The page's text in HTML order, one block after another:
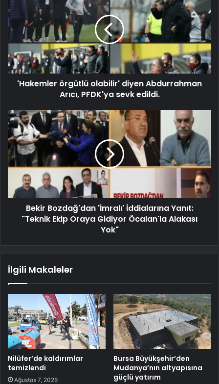
'Hakemler örgütlü olabilir' diyen Abdurrahman
Arıcı, PFDK'ya sevk edildi.
Bekir Bozdağ'dan 'İmralı' İddialarına Yanıt:
"Teknik Ekip Oraya Gidiyor Öcalan'la Alakası
Yok"
İlgili Makaleler
Nilüfer’de kaldırımlar
temizlendi
Ağustos 7, 2026
Bursa Büyükşehir’den
Mudanya’nın altyapısına
güçlü yatırım